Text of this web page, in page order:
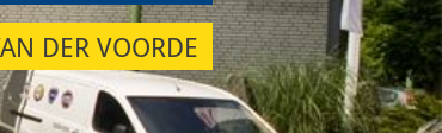
DER VOORDE